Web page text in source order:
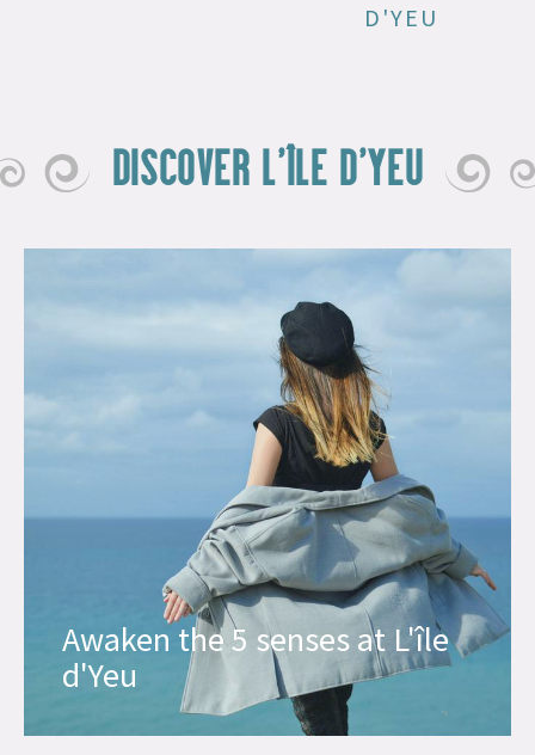
D'YEU
DISCOVER L'ÎLE D'YEU
Awaken the 5 senses at L'île
d'Yeu